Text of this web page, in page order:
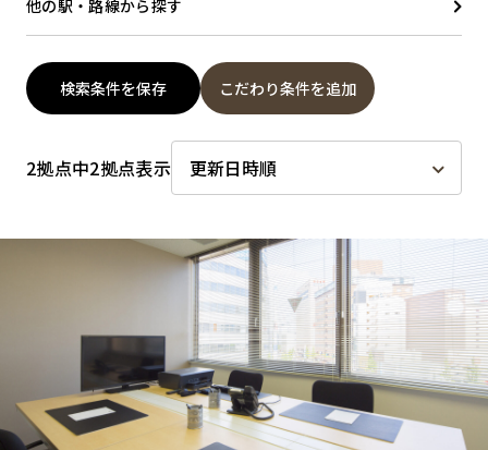
駅・路線から探す
地図から探す
キャンペーンから探す
ブランドから探す
オフィススタイルから探す
他の駅・路線から探す
検索条件を保存 こだわり条件を追加
2拠点中2拠点表示